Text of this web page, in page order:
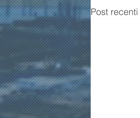
Post recenti